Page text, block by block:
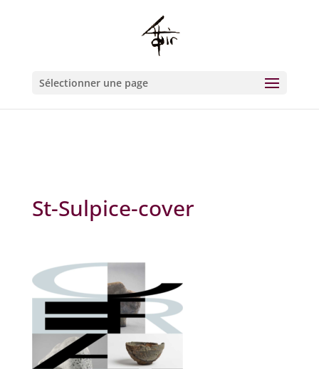
: Constant WP_CRON_LOCK_TIMEOUT already defined in
on line93
Sélectionner une page
St-Sulpice-cover